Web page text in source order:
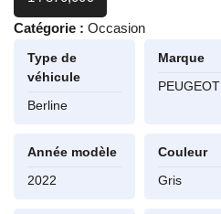
Catégorie : Occasion
Année modèle
2022
Couleur
Gris
Marque
PEUGEOT
Type de
véhicule
Berline